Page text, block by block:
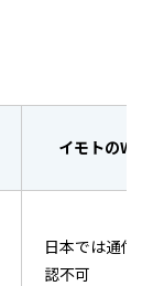
イモトのWiFi
日本では通信確
認不可